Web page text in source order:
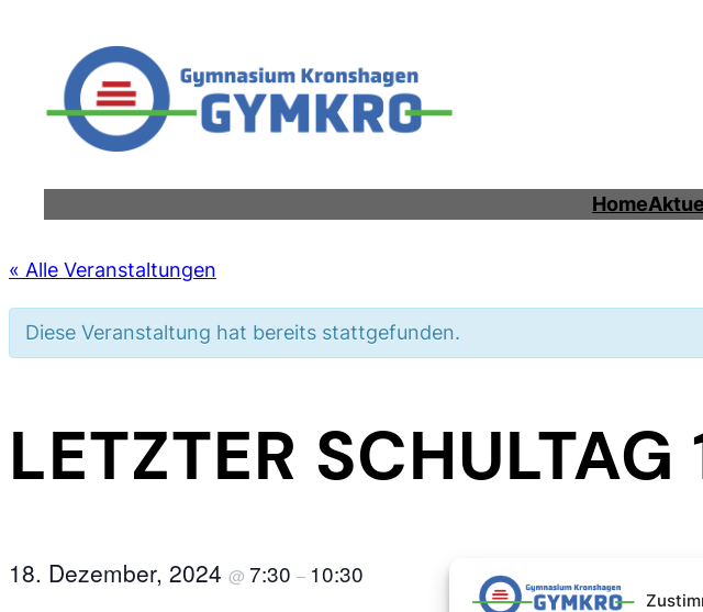
Home
« Alle Veranstaltungen
Diese Veranstaltung hat bereits stattgefunden.
LETZTER
18. Dezember, 2024 @ 7:30 – 10:30